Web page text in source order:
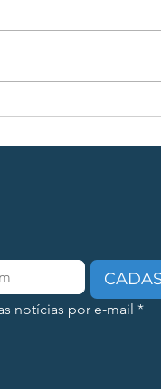
empresas,
notícias por e-mail *